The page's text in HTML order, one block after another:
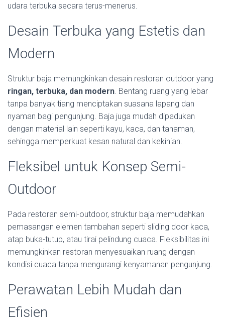
udara terbuka secara terus-menerus.
Desain Terbuka yang Estetis dan
Modern
Struktur baja memungkinkan desain restoran outdoor yang
ringan, terbuka, dan modern . Bentang ruang yang lebar
tanpa banyak tiang menciptakan suasana lapang dan
nyaman bagi pengunjung. Baja juga mudah dipadukan
dengan material lain seperti kayu, kaca, dan tanaman,
sehingga memperkuat kesan natural dan kekinian.
Fleksibel untuk Konsep Semi-
Outdoor
Pada restoran semi-outdoor, struktur baja memudahkan
pemasangan elemen tambahan seperti sliding door kaca,
atap buka-tutup, atau tirai pelindung cuaca. Fleksibilitas ini
memungkinkan restoran menyesuaikan ruang dengan
kondisi cuaca tanpa mengurangi kenyamanan pengunjung.
Perawatan Lebih Mudah dan
Efisien